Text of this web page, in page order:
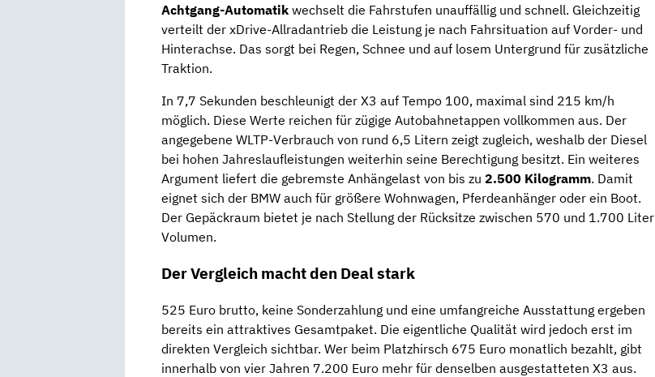
Achtgang-Automatik wechselt die Fahrstufen unauffällig und schnell. Gleichzeitig
verteilt der xDrive-Allradantrieb die Leistung je nach Fahrsituation auf Vorder- und
Hinterachse. Das sorgt bei Regen, Schnee und auf losem Untergrund für zusätzliche
Traktion.
In 7,7 Sekunden beschleunigt der X3 auf Tempo 100, maximal sind 215 km/h
möglich. Diese Werte reichen für zügige Autobahnetappen vollkommen aus. Der
angegebene WLTP-Verbrauch von rund 6,5 Litern zeigt zugleich, weshalb der Diesel
bei hohen Jahreslaufleistungen weiterhin seine Berechtigung besitzt. Ein weiteres
Argument liefert die gebremste Anhängelast von bis zu 2.500 Kilogramm. Damit
eignet sich der BMW auch für größere Wohnwagen, Pferdeanhänger oder ein Boot.
Der Gepäckraum bietet je nach Stellung der Rücksitze zwischen 570 und 1.700 Liter
Volumen.
Der Vergleich macht den Deal stark
525 Euro brutto, keine Sonderzahlung und eine umfangreiche Ausstattung ergeben
bereits ein attraktives Gesamtpaket. Die eigentliche Qualität wird jedoch erst im
direkten Vergleich sichtbar. Wer beim Platzhirsch 675 Euro monatlich bezahlt, gibt
innerhalb von vier Jahren 7.200 Euro mehr für denselben ausgestatteten X3 aus.